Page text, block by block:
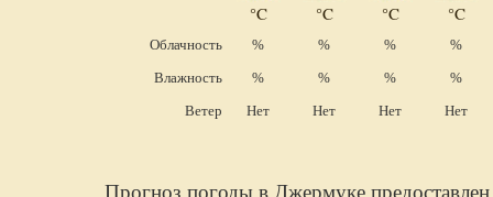
Облачность
Влажность
Ветер
°C
%
%
Нет
°C
%
%
Нет
°C
%
%
Нет
°C
%
%
Нет